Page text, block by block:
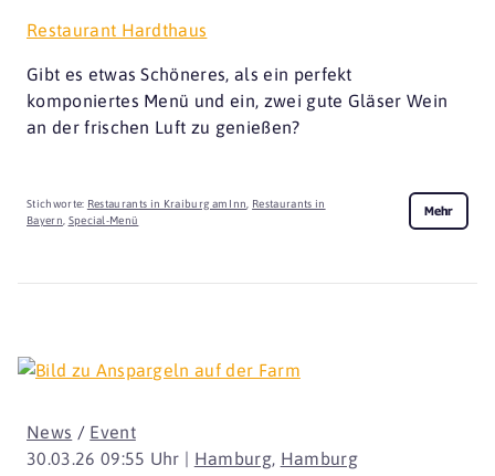
Restaurant Hardthaus
Gibt es etwas Schöneres, als ein perfekt
komponiertes Menü und ein, zwei gute Gläser Wein
an der frischen Luft zu genießen?
Stichworte: Restaurants in Kraiburg am Inn
Restaurants in
Bayern Special-Menü
Mehr
30.03.26 09:55 Uhr | Hamburg, Hamburg
News / Event